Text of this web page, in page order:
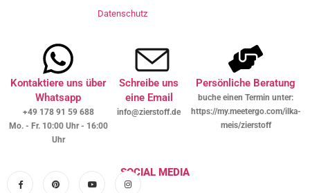
Datenschutz
Kontaktiere uns über
Whatsapp
+49 178 91 59 688
Mo. - Fr. 10:00 Uhr - 16:00
Uhr
Schreibe uns
eine Email
info@zierstoff.de
Persönliche Beratung
buche einen Termin unter:
https://my.meetergo.com/ilka-
meis/zierstoff
SOCIAL MEDIA